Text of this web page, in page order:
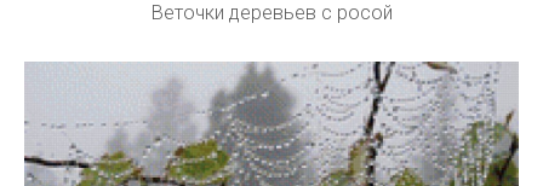
Веточки деревьев с росой